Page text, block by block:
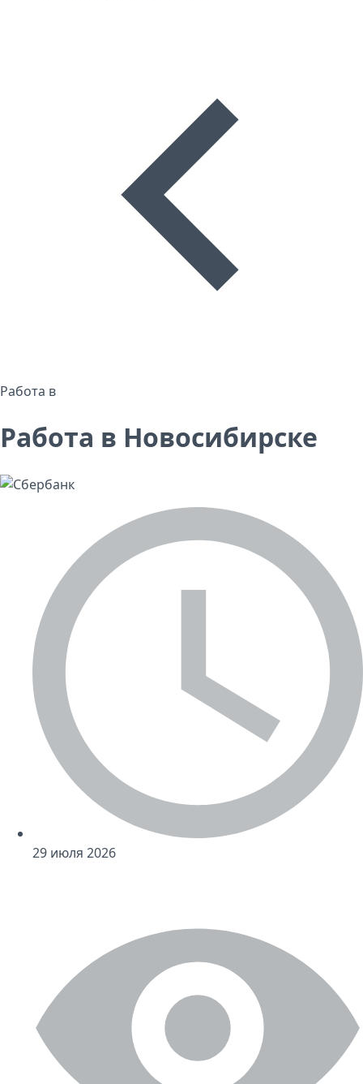
Работа в
Работа в Новосибирске
29 июля 2026